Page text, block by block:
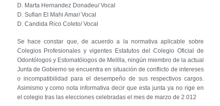
D. Marta Hernandez Donadeu/ Vocal
D. Sufian El Mahi Amar/ Vocal
D. Candida Rico Coleto/ Vocal
Se hace constar que, de acuerdo a la normativa aplicable sobre
Colegios Profesionales y vigentes Estatutos del Colegio Oficial de
Odontólogos y Estomatólogos de Melilla, ningún miembro de la actual
Junta de Gobierno se encuentra en situación de conflicto de intereses
o incompatibilidad para el desempeño de sus respectivos cargos.
Asimismo y como nota informativa decir que esta junta ya no rige en
el colegio tras las elecciones celebradas el mes de marzo de 2.012